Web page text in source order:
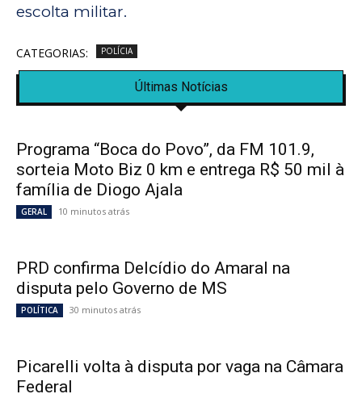
escolta militar.
CATEGORIAS: POLÍCIA
Últimas Notícias
Programa “Boca do Povo”, da FM 101.9,
sorteia Moto Biz 0 km e entrega R$ 50 mil à
família de Diogo Ajala
GERAL 10 minutos atrás
PRD confirma Delcídio do Amaral na
disputa pelo Governo de MS
POLÍTICA 30 minutos atrás
Picarelli volta à disputa por vaga na Câmara
Federal